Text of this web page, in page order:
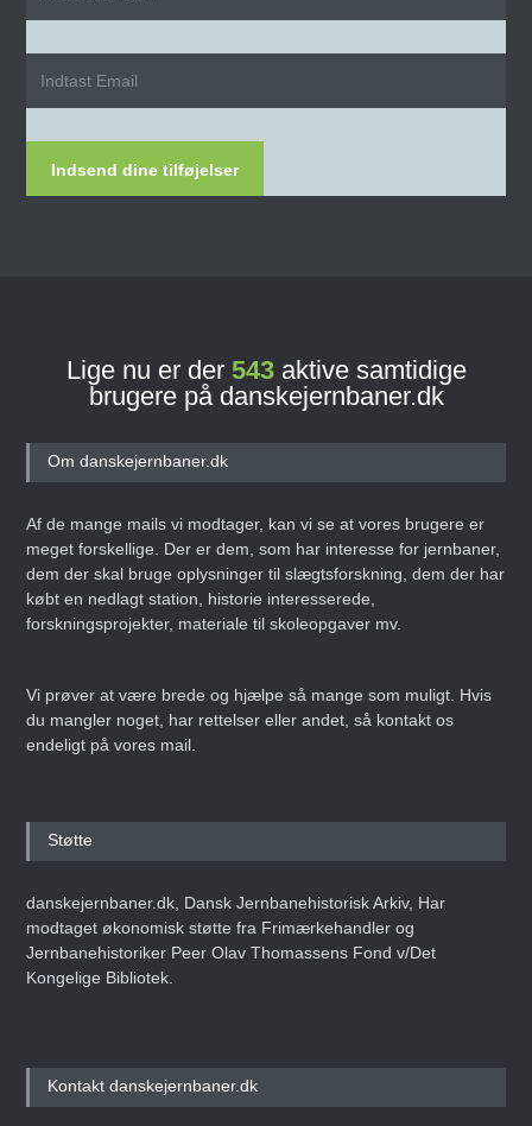
Indsend dine tilføjelser
Lige nu er der 543aktive samtidige
brugere på danskejernbaner.dk
Om danskejernbaner.dk
Af de mange mails vi modtager, kan vi se at vores brugere er
meget forskellige. Der er dem, som har interesse for jernbaner,
dem der skal bruge oplysninger til slægtsforskning, dem der har
købt en nedlagt station, historie interesserede,
forskningsprojekter, materiale til skoleopgaver mv.
Vi prøver at være brede og hjælpe så mange som muligt. Hvis
du mangler noget, har rettelser eller andet, så kontakt os
endeligt på vores mail.
Støtte
danskejernbaner.dk, Dansk Jernbanehistorisk Arkiv, Har
modtaget økonomisk støtte fra Frimærkehandler og
Jernbanehistoriker Peer Olav Thomassens Fond v/Det
Kongelige Bibliotek.
Kontakt danskejernbaner.dk